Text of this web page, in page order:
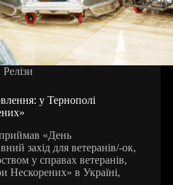
Релізи
у Тернополі
«День
захід для ветеранів/-ок,
у справах ветеранів,
Нескорених» в Україні,